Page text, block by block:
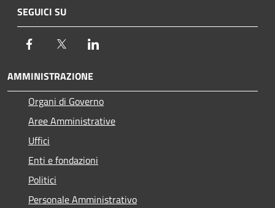
SEGUICI SU
Facebook Twitter
AMMINISTRAZIONE
Organi di Governo
Aree Amministrative
Uffici
Enti e fondazioni
Politici
Personale Amministrativo